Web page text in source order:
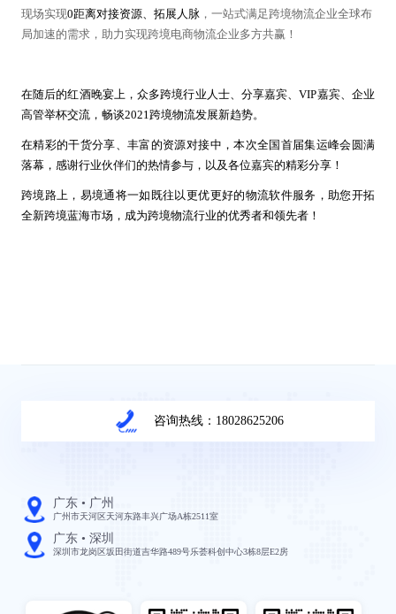
现场实现0距离对接资源、拓展人脉 ，一站式满足跨境物流企业全球布
局加速的需求，助力实现跨境电商物流企业多方共赢！
在随后的红酒晚宴上，众多跨境行业人士、分享嘉宾、VIP嘉宾、企业
高管举杯交流，畅谈2021跨境物流发展新趋势。
在精彩的干货分享、丰富的资源对接中，本次全国首届集运峰会圆满
落幕，感谢行业伙伴们的热情参与，以及各位嘉宾的精彩分享！
跨境路上，易境通将一如既往以更优更好的物流软件服务，助您开拓
全新跨境蓝海市场，成为跨境物流行业的优秀者和领先者！
咨询热线：18028625206
广东 • 广州
广州市天河区天河东路丰兴广场A栋2511室
广东 • 深圳
深圳市龙岗区坂田街道吉华路489号乐荟科创中心3栋8层E2房